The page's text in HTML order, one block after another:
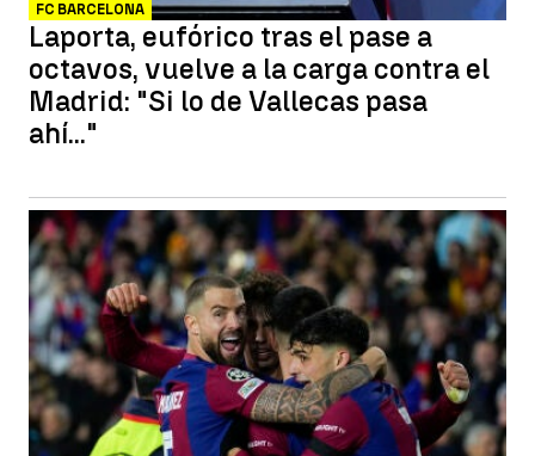
FC BARCELONA
Laporta, eufórico tras el pase a
octavos, vuelve a la carga contra el
Madrid: "Si lo de Vallecas pasa
ahí..."